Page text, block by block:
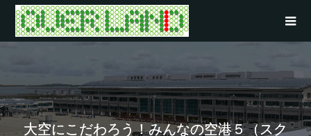
大空にこだわろう！みんなの空港５（スク